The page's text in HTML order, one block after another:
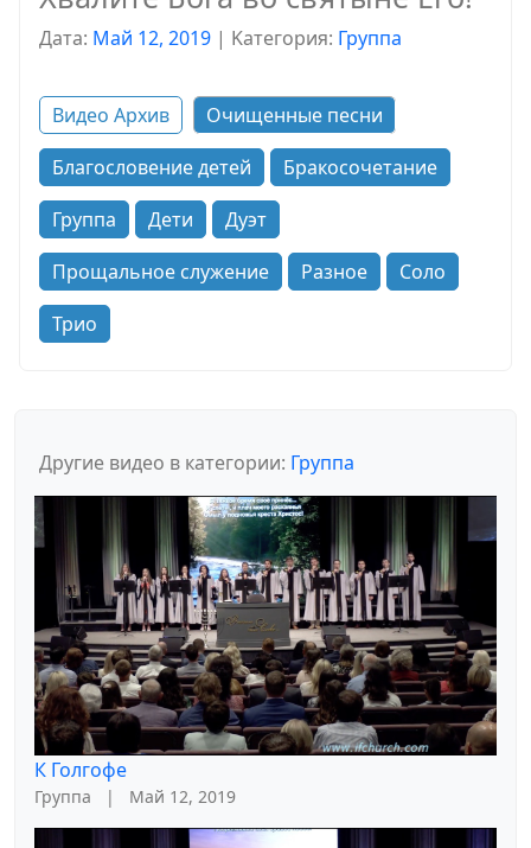
Дата: Май 12, 2019 | Kатегория: Группа
Видео Архив
Очищенные песни
Благословение детей
Бракосочетание
Группа
Дети
Дуэт
Прощальное служение
Разное
Соло
Трио
Другие видео в категории: Группа
К Голгофе
Группа | Май 12, 2019